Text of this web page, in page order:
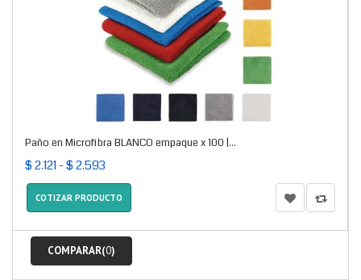
Paño en Microfibra BLANCO empaque x 100 |...
$ 2.121 - $ 2.593
COTIZAR PRODUCTO
COMPARAR(0)